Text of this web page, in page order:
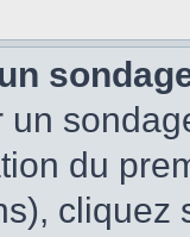
du
cliquez